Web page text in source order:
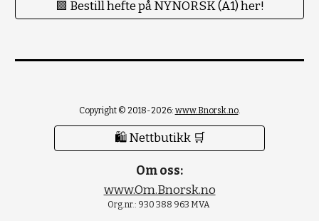
🟪 Bestill hefte på NYNORSK (A1) her!
Copyright © 2018-2026: www.Bnorsk.no.
🛍 Nettbutikk 🛒
Om oss:
www.Om.Bnorsk.no
Org.nr.: 930 388 963 MVA